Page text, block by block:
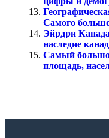
Самого
Эйрдри
наследие
Самый
площадь,